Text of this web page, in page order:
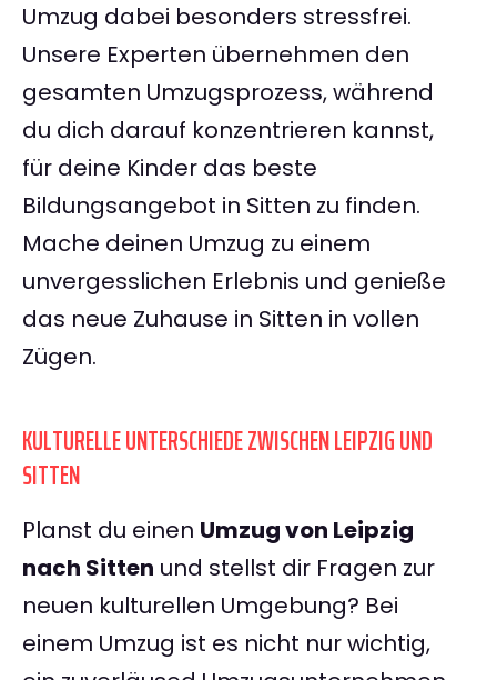
Umzug dabei besonders stressfrei.
Unsere Experten übernehmen den
gesamten Umzugsprozess, während
du dich darauf konzentrieren kannst,
für deine Kinder das beste
Bildungsangebot in Sitten zu finden.
Mache deinen Umzug zu einem
unvergesslichen Erlebnis und genieße
das neue Zuhause in Sitten in vollen
Zügen.
KULTURELLE UNTERSCHIEDE ZWISCHEN LEIPZIG UND
SITTEN
Planst du einen Umzug von Leipzig
nach Sitten und stellst dir Fragen zur
neuen kulturellen Umgebung? Bei
einem Umzug ist es nicht nur wichtig,